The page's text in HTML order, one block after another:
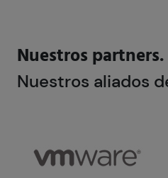
Nuestros partners.
Nuestros aliados